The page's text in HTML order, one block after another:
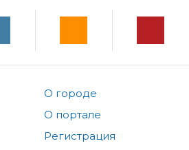
О городе
О портале
Регистрация